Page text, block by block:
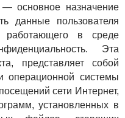
— основное назначение
данные пользователя
работающего в среде
Эта
представляет собой
операционной системы
сети Интернет,
установленных в